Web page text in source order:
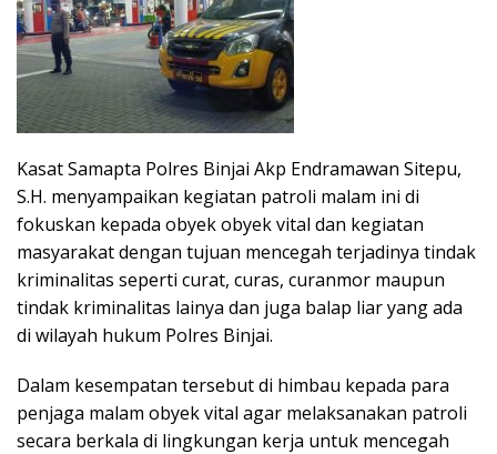
Kasat Samapta Polres Binjai Akp Endramawan Sitepu,
S.H. menyampaikan kegiatan patroli malam ini di
fokuskan kepada obyek obyek vital dan kegiatan
masyarakat dengan tujuan mencegah terjadinya tindak
kriminalitas seperti curat, curas, curanmor maupun
tindak kriminalitas lainya dan juga balap liar yang ada
di wilayah hukum Polres Binjai.
Dalam kesempatan tersebut di himbau kepada para
penjaga malam obyek vital agar melaksanakan patroli
secara berkala di lingkungan kerja untuk mencegah